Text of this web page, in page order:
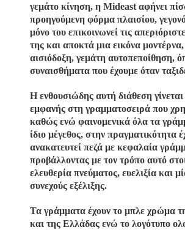
γεμάτο κίνηση, η Mideast αφήνει
προηγούμενη φόρμα πλαισίου,
μόνο του επικοινωνεί τις
της και αποκτά μια εικόνα
αισιόδοξη, γεμάτη αυτοπεποίθηση,
συναισθήματα που έχουμε όταν
Η ενθουσιώδης αυτή διάθεση
εμφανής στη γραμματοσειρά που
καθώς ενώ φαινομενικά όλα τα
ίδιο μέγεθος, στην πραγματικότητα
ανακατευτεί πεζά με κεφαλαία
προβάλλοντας με τον τρόπο αυτό
ελευθερία πνεύματος, ευελιξία και
συνεχούς εξέλιξης.
Τα γράμματα έχουν το μπλε χρώμα
και της Ελλάδας ενώ το λογότυπο